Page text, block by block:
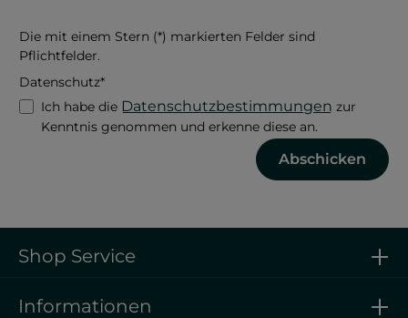
Die mit einem Stern (*) markierten Felder sind
Pflichtfelder.
Datenschutz*
Ich habe die Datenschutzbestimmungen zur
Kenntnis genommen und erkenne diese an.
Abschicken
Shop Service
Informationen